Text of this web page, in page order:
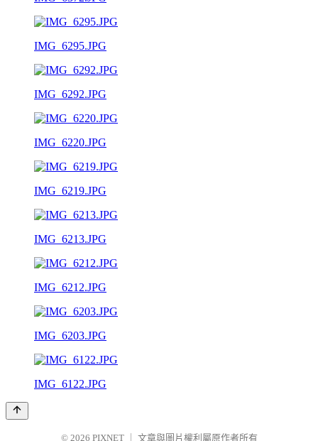
IMG_6295.JPG
IMG_6292.JPG
IMG_6220.JPG
IMG_6219.JPG
IMG_6213.JPG
IMG_6212.JPG
IMG_6203.JPG
IMG_6122.JPG
© 2026 PIXNET 文章與圖片權利屬原作者所有